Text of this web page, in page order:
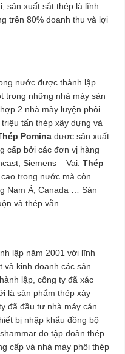
sản xuất sắt thép là lĩnh
trên 80% doanh thu và lợi
nước được thành lập
trong những nhà máy sản
2 nhà mày luyện phôi
tấn thép xây dựng và
Pominađược sản xuất
cấp bởi các đơn vị hàng
Siemens – Vai.Thép
trong nước mà còn
Nam Á, Canada … Sản
và thép vằn
lập năm 2001 với lĩnh
và kinh doanh các sản
lập, công ty đã xác
là sản phẩm thép xây
đã đầu tư nhà máy cán
bị nhập khẩu đồng bộ
do tập đoàn thép
cấp và nhà máy phôi thép